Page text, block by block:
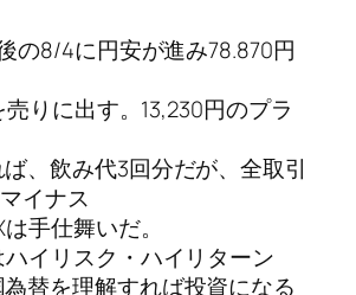
の8/4に円安が進み78.870円
りに出す。13,230円のプラ
、飲み代3回分だが、全取引
イナス
手仕舞いだ。
ハイリスク・ハイリターン
替を理解すれば投資になる